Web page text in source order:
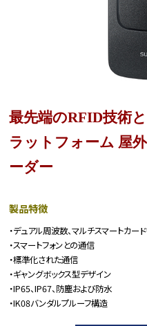
最先端のRFID技術
ラットフォーム 屋
ーダー
製品特徴
・デュアル周波数、マルチスマートカー
・スマートフォンとの通信
・標準化された通信
・ギャングボックス型デザイン
・IP65、IP67、防塵および防水
・IK08バンダルプルーフ構造